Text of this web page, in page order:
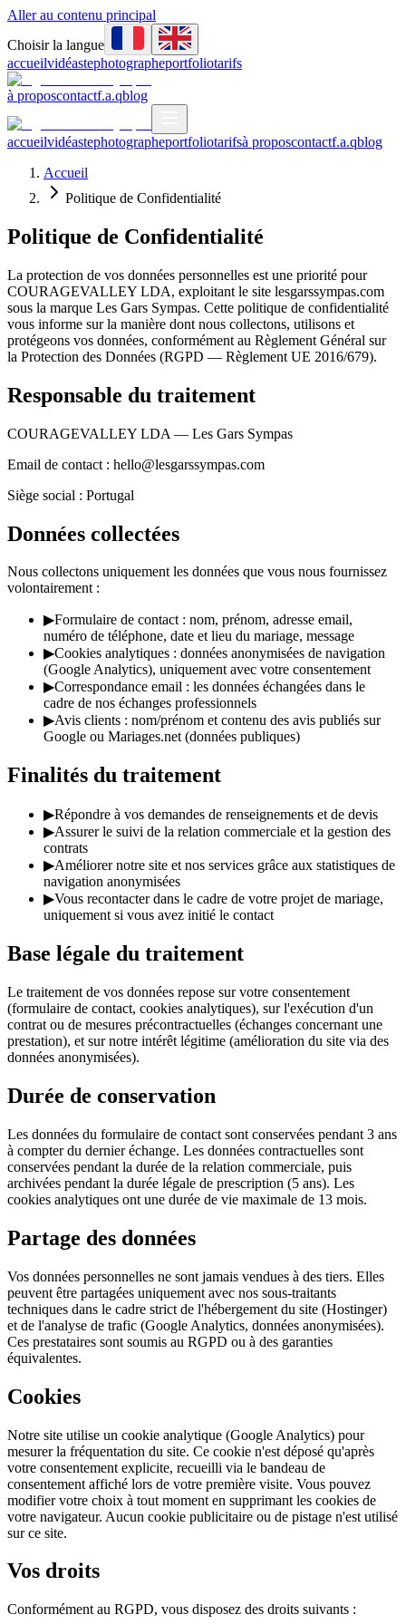
Aller au contenu principal
Choisir la langue
accueilvidéastephotographeportfoliotarifs
à proposcontactf.a.qblog
accueilvidéastephotographeportfoliotarifsà proposcontactf.a.qblog
Accueil
Politique de Confidentialité
Politique de Confidentialité
La protection de vos données personnelles est une priorité pour
COURAGEVALLEY LDA, exploitant le site lesgarssympas.com
sous la marque Les Gars Sympas. Cette politique de confidentialité
vous informe sur la manière dont nous collectons, utilisons et
protégeons vos données, conformément au Règlement Général sur
la Protection des Données (RGPD — Règlement UE 2016/679).
Responsable du traitement
COURAGEVALLEY LDA — Les Gars Sympas
Email de contact : hello@lesgarssympas.com
Siège social : Portugal
Données collectées
Nous collectons uniquement les données que vous nous fournissez
volontairement :
▶Formulaire de contact : nom, prénom, adresse email,
numéro de téléphone, date et lieu du mariage, message
▶Cookies analytiques : données anonymisées de navigation
(Google Analytics), uniquement avec votre consentement
▶Correspondance email : les données échangées dans le
cadre de nos échanges professionnels
▶Avis clients : nom/prénom et contenu des avis publiés sur
Google ou Mariages.net (données publiques)
Finalités du traitement
▶Répondre à vos demandes de renseignements et de devis
▶Assurer le suivi de la relation commerciale et la gestion des
contrats
▶Améliorer notre site et nos services grâce aux statistiques de
navigation anonymisées
▶Vous recontacter dans le cadre de votre projet de mariage,
uniquement si vous avez initié le contact
Base légale du traitement
Le traitement de vos données repose sur votre consentement
(formulaire de contact, cookies analytiques), sur l'exécution d'un
contrat ou de mesures précontractuelles (échanges concernant une
prestation), et sur notre intérêt légitime (amélioration du site via des
données anonymisées).
Durée de conservation
Les données du formulaire de contact sont conservées pendant 3 ans
à compter du dernier échange. Les données contractuelles sont
conservées pendant la durée de la relation commerciale, puis
archivées pendant la durée légale de prescription (5 ans). Les
cookies analytiques ont une durée de vie maximale de 13 mois.
Partage des données
Vos données personnelles ne sont jamais vendues à des tiers. Elles
peuvent être partagées uniquement avec nos sous-traitants
techniques dans le cadre strict de l'hébergement du site (Hostinger)
et de l'analyse de trafic (Google Analytics, données anonymisées).
Ces prestataires sont soumis au RGPD ou à des garanties
équivalentes.
Cookies
Notre site utilise un cookie analytique (Google Analytics) pour
mesurer la fréquentation du site. Ce cookie n'est déposé qu'après
votre consentement explicite, recueilli via le bandeau de
consentement affiché lors de votre première visite. Vous pouvez
modifier votre choix à tout moment en supprimant les cookies de
votre navigateur. Aucun cookie publicitaire ou de pistage n'est utilisé
sur ce site.
Vos droits
Conformément au RGPD, vous disposez des droits suivants :